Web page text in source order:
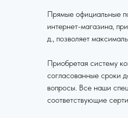
Прямые официальные
интернет-магазина,
д., позволяет
Приобретая систему
согласованные сроки
вопросы. Все наши
соответствующие